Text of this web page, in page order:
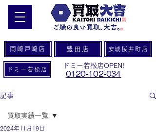
岡崎戸崎店 豊田店 安城桜井町店
ドミー若松店
ドミー若松店OPEN!
0120-102-034
記事
買取実績一覧
2024年11月19日